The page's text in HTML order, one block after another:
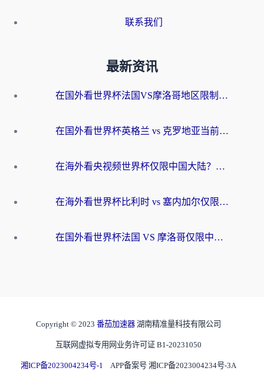
联系我们
最新资讯
在国外看世界杯法国VS摩洛哥地区限制？这篇指南让你流畅看中文解说无压力
在国外看世界杯英格兰 vs 克罗地亚当前地区不可播放？这篇指南帮你搞定所有海外观赛难题
在海外看央视频世界杯仅限中国大陆？这篇指南帮你解锁中文解说+无卡顿直播
在海外看世界杯比利时 vs 塞内加尔仅限中国大陆？我找到了最流畅的中文解说之路
在国外看世界杯法国 VS 摩洛哥仅限中国大陆？海外党这样看中文解说赛事不卡顿
Copyright © 2023 番茄加速器 湖南精准量科技有限公司
互联网虚拟专用网业务许可证 B1-20231050
湘ICP备2023004234号-1 APP备案号 湘ICP备2023004234号-3A